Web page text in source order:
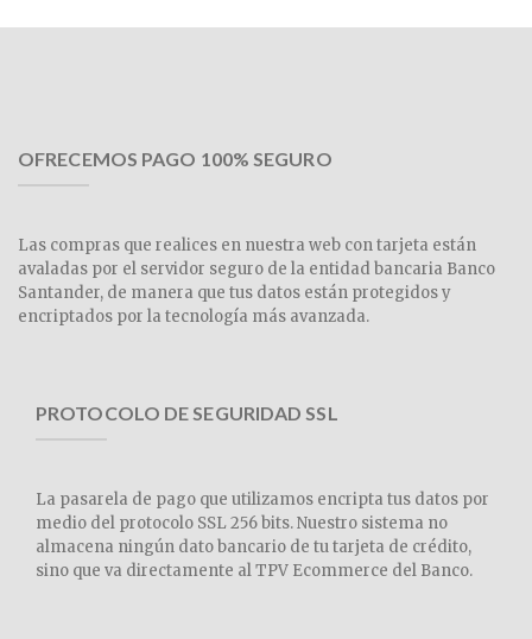
OFRECEMOS PAGO 100% SEGURO
Las compras que realices en nuestra web con tarjeta están
avaladas por el servidor seguro de la entidad bancaria Banco
Santander, de manera que tus datos están protegidos y
encriptados por la tecnología más avanzada.
PROTOCOLO DE SEGURIDAD SSL
La pasarela de pago que utilizamos encripta tus datos por
medio del protocolo SSL 256 bits. Nuestro sistema no
almacena ningún dato bancario de tu tarjeta de crédito,
sino que va directamente al TPV Ecommerce del Banco.